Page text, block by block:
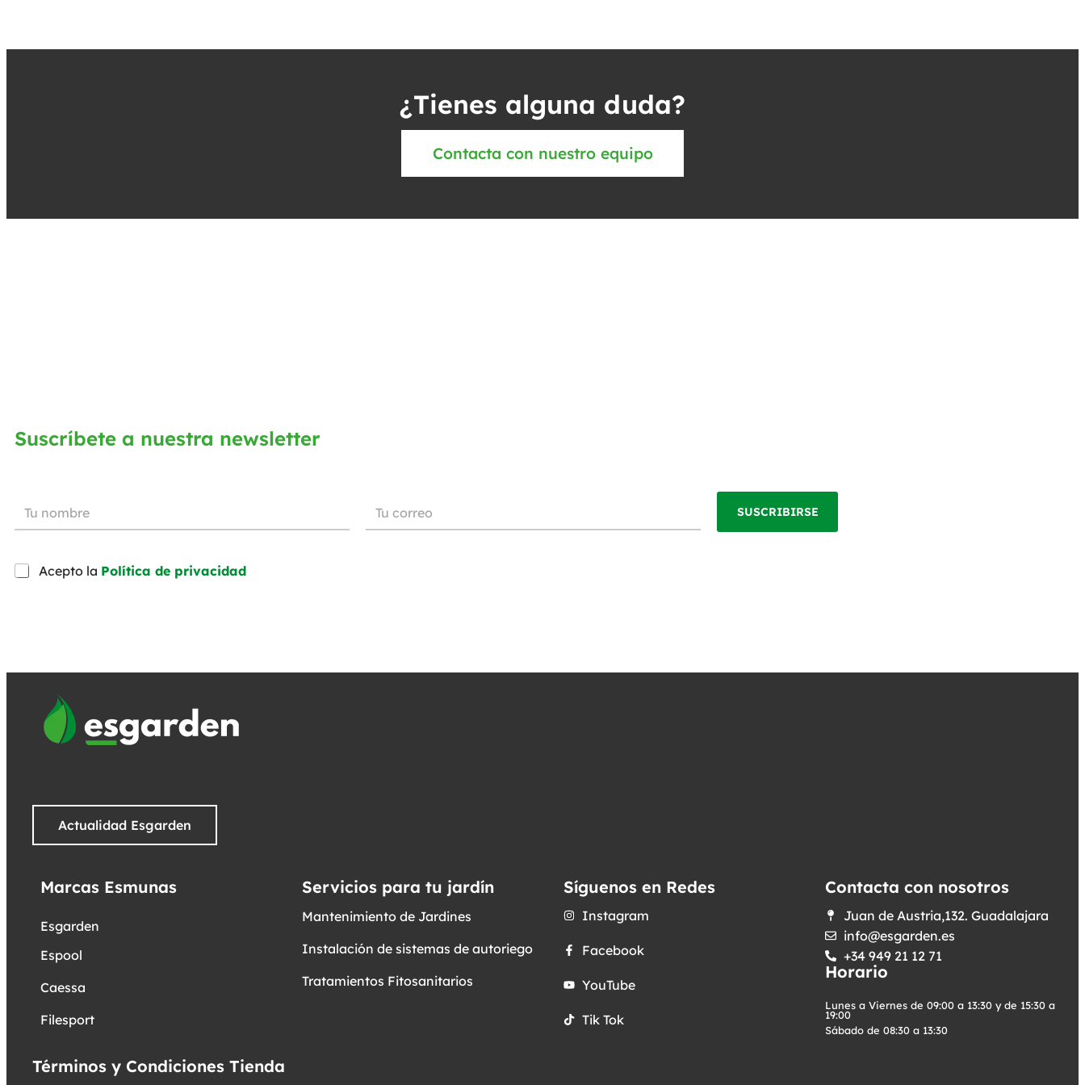
¿Tienes alguna duda?
Contacta con nuestro equipo
Suscríbete a nuestra newsletter
Acepto la Política de privacidad
SUSCRIBIRSE
Actualidad Esgarden
Marcas Esmunas
Esgarden
Espool
Caessa
Filesport
Servicios para tu jardín
Mantenimiento de Jardines
Instalación de sistemas de autoriego
Tratamientos Fitosanitarios
Síguenos en Redes
Instagram
Facebook
YouTube
Tik Tok
Contacta con nosotros
Juan de Austria,132. Guadalajara
info@esgarden.es
+34 949 21 12 71
Horario
Lunes a Viernes de 09:00 a 13:30 y de 15:30 a
19:00
Sábado de 08:30 a 13:30
Términos y Condiciones Tienda